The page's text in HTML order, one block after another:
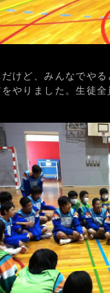
けど、みんなでや
やりました。生徒